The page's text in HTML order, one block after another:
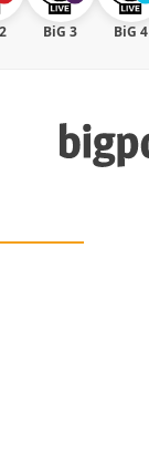
BiG 3 BiG 4